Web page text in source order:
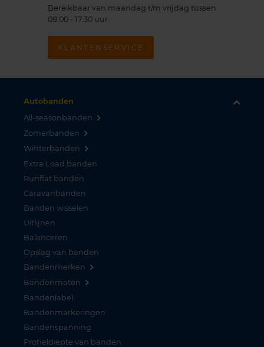
Bereikbaar van maandag t/m vrijdag tussen
08.00 - 17.30 uur.
KLANTENSERVICE
Autobanden
All-seasonbanden
Zomerbanden
Winterbanden
Extra Load banden
Runflat banden
Caravanbanden
Banden wisselen
Uitlijnen
Balanceren
Opslag van banden
Bandenmerken
Bandenmaten
Bandenlabel
Bandenmarkeringen
Bandenspanning
Profieldiepte van banden